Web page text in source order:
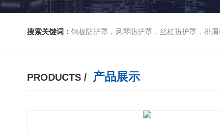
搜索关键词： 钢板防护罩，风琴防护罩，丝杠防护罩，排屑机
PRODUCTS / 产品展示